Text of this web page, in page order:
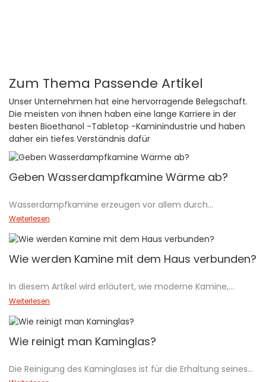
Zum Thema Passende Artikel
Unser Unternehmen hat eine hervorragende Belegschaft.
Die meisten von ihnen haben eine lange Karriere in der
besten Bioethanol -Tabletop -Kaminindustrie und haben
daher ein tiefes Verständnis dafür
Geben Wasserdampfkamine Wärme ab?
Wasserdampfkamine erzeugen vor allem durch
Wassernebel und LED-Lichter einen realistischen
Heizelement ab, das das Wasser erwärmt, diese
Wärmeabgabe ist jedoch im Allgemeinen gering, sodass sie
eher für die Umgebung als als primäre Wärmequelle
anheben können, sind sie nicht dafür ausgelegt, so viel
Wärme wie herkömmliche Kamine zu liefern.
Weiterlesen
Wie werden Kamine mit dem Haus verbunden?
In diesem Artikel wird erläutert, wie moderne Kamine,
einschließlich intelligenter Bioethanol- und
Konnektivitätsoptionen wie RS485, Trockenkontakt und
Smart-Home-Plattformen wie Tuya Smart und Apple
HomeKit nahtlos in Häuser integriert werden können. Diese
Benutzerkomfort. Durch die Lektüre dieses Leitfadens
Weiterlesen
Wie reinigt man Kaminglas?
Die Reinigung des Kaminglases ist für die Erhaltung seines